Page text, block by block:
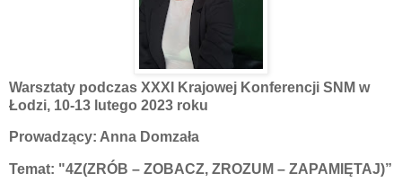
Warsztaty podczas XXXI Krajowej Konferencji SNM w
Łodzi, 10-13 lutego 2023 roku
Prowadzący: Anna Domzała
Temat: "4Z(ZRÓB – ZOBACZ, ZROZUM – ZAPAMIĘTAJ)”